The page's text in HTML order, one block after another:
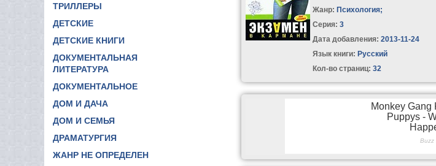
ТРИЛЛЕРЫ
ДЕТСКИЕ
ДЕТСКИЕ КНИГИ
ДОКУМЕНТАЛЬНАЯ
ЛИТЕРАТУРА
ДОКУМЕНТАЛЬНОЕ
ДОМ И ДАЧА
ДОМ И СЕМЬЯ
ДРАМАТУРГИЯ
ЖАНР НЕ ОПРЕДЕЛЕН
Жанр: Психология;
Серия:3
Дата добавления: 2013-11-24
Язык книги: Русский
Кол-во страниц: 32